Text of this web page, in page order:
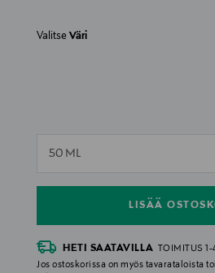
ValitseVäri
50 ML
LISÄÄ
null
HETI SAATAVILLA
TOIMITUS
Jos ostoskorissa on myös tavarataloista